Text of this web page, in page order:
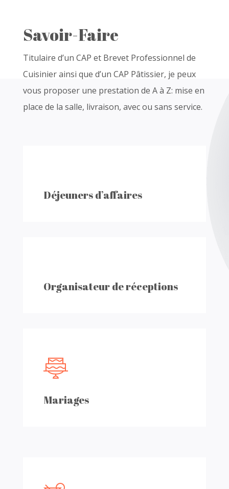
Savoir-Faire
Titulaire d’un CAP et Brevet Professionnel de
Cuisinier ainsi que d’un CAP Pâtissier, je peux
vous proposer une prestation de A à Z: mise en
place de la salle, livraison, avec ou sans service.
Déjeuners d’affaires
Organisateur de réceptions
Mariages